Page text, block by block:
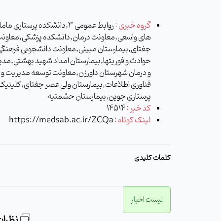
گروه خبری :
روابط عمومی 3,دانشکده
های واسعی,معاونت درمان,دانشکده
جغتای,بیمارستان مبینی,معاونت دانشجویی
حوادث و فوریتها,بیمارستان امداد شهید
و درمان شهرستان داورزن,معاونت توسعه مدیریت
فناوری اطلاعات,بیمارستان ولی عصر
پرستاری جوین,بیمارستان حشمتیه
کد خبر :14514
لینک کوتاه : https://medsab.ac.ir/ZCQa
کلمات کلیدی
لیست اخبار